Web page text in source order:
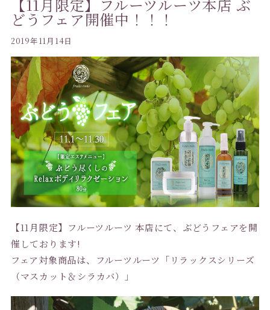
【11月限定】フルーツルーツ本店 ぶ
どうフェア開催中！！！
2019年11月14日
【11月限定】フルーツルーツ 本店にて、ぶどうフェアを開
催しております!
フェア対象商品は、フルーツルーツ「リラックスシリーズ
（マスカット＆シラカバ）」